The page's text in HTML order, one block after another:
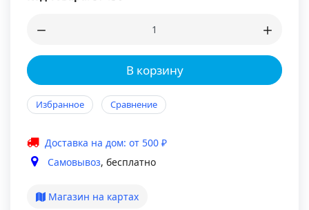
В корзину
Избранное Сравнение
Доставка на дом: от 500 ₽
Самовывоз, бесплатно
Магазин на картах